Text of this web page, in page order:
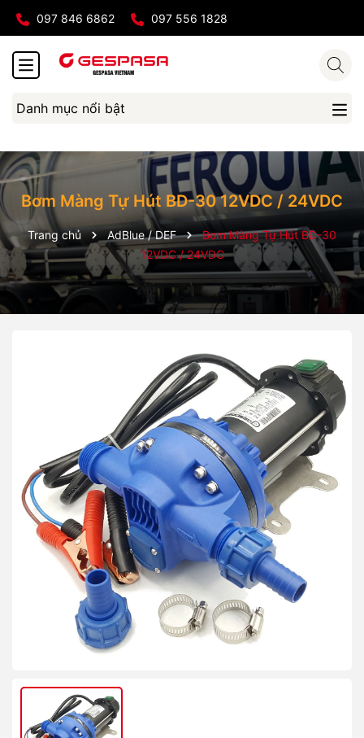
097 846 6862 097 556 1828
Danh mục nổi bật
Bơm Màng Tự Hút BD-30 12VDC / 24VDC
Trang chủ AdBlue / DEF
Bơm Màng Tự Hút BD-30
12VDC / 24VDC